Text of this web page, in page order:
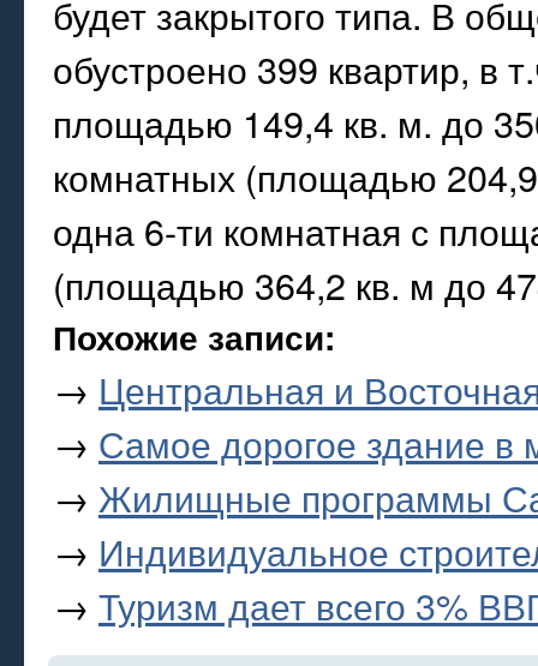
будет закрытого типа. В
обустроено 399 квартир, в
площадью 149,4 кв. м. до
комнатных (площадью
одна 6-ти комнатная с
(площадью 364,2 кв. м до
Похожие записи:
→ Центральная и
→ Самое дорогое здание в
→ Жилищные программы
→ Индивидуальное
→ Туризм дает всего 3%